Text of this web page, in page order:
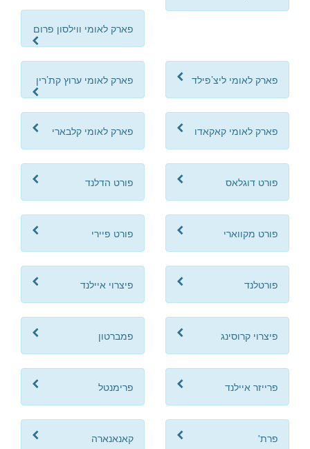
פארק לאומי ווילסון פרום
פארק לאומי ליצ’פילד פארק לאומי ערוץ קת’רין
פארק לאומי קאקאדו פארק לאומי קלבארי
פורט דוגלאס פורט הדלנד
פורט מקווארי פורט פיירי
פורטלנד פיצרוי איילנד
פיצרוי קרוסינג פמברטון
פרייזר איילנד פרימנטל
פרת' קאנאנארה